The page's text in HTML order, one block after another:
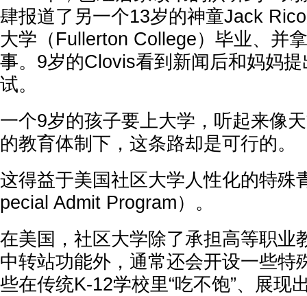
肆报道了另一个13岁的神童Jack
大学（Fullerton College）毕业、并
事。9岁的Clovis看到新闻后和妈妈
试。
一个9岁的孩子要上大学，听起来像
的教育体制下，这条路却是可行的。
这得益于美国社区大学人性化的特殊
pecial Admit Program）。
在美国，社区大学除了承担高等职业
中转站功能外，通常还会开设一些特
些在传统K-12学校里“吃不饱”、展现